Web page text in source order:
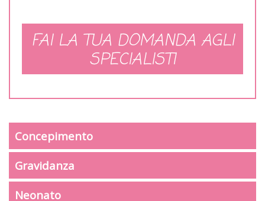
FAI LA TUA DOMANDA AGLI
SPECIALISTI
Concepimento
Gravidanza
Neonato